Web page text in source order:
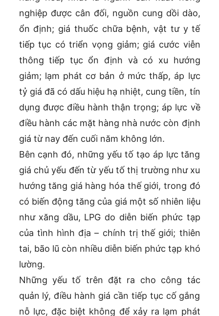
nghiệp được cân đối, nguồn cung dồi dào,
ổn định; giá thuốc chữa bệnh, vật tư y tế
tiếp tục có triển vọng giảm; giá cước viễn
thông tiếp tục ổn định và có xu hướng
giảm; lạm phát cơ bản ở mức thấp, áp lực
tỷ giá đã có dấu hiệu hạ nhiệt, cung tiền, tín
dụng được điều hành thận trọng; áp lực về
điều hành các mặt hàng nhà nước còn định
giá từ nay đến cuối năm không lớn.
Bên cạnh đó, những yếu tố tạo áp lực tăng
giá chủ yếu đến từ yếu tố thị trường như xu
hướng tăng giá hàng hóa thế giới, trong đó
có biến động tăng của giá một số nhiên liệu
như xăng dầu, LPG do diễn biến phức tạp
của tình hình địa – chính trị thế giới; thiên
tai, bão lũ còn nhiều diễn biến phức tạp khó
lường.
Những yếu tố trên đặt ra cho công tác
quản lý, điều hành giá cần tiếp tục cố gắng
nỗ lực, đặc biệt không để xảy ra lạm phát